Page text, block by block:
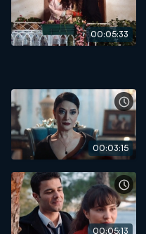
00:05:33
00:03:15
00:05:13